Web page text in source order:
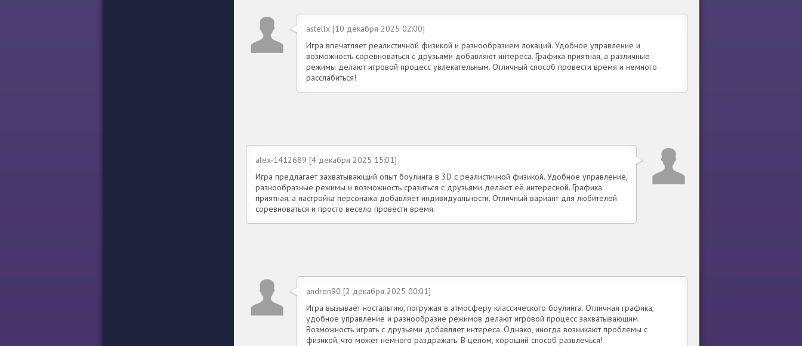
astellx [10 декабря 2025 02:00]
Игра впечатляет реалистичной физикой и разнообразием локаций. Удобное управление и
возможность соревноваться с друзьями добавляют интереса. Графика приятная, а различные
режимы делают игровой процесс увлекательным. Отличный способ провести время и немного
расслабиться!
alex-1412689 [4 декабря 2025 15:01]
Игра предлагает захватывающий опыт боулинга в 3D с реалистичной физикой. Удобное управление,
разнообразные режимы и возможность сразиться с друзьями делают её интересной. Графика
приятная, а настройка персонажа добавляет индивидуальности. Отличный вариант для любителей
соревноваться и просто весело провести время.
andren90 [2 декабря 2025 00:01]
Игра вызывает ностальгию, погружая в атмосферу классического боулинга. Отличная графика,
удобное управление и разнообразие режимов делают игровой процесс захватывающим.
Возможность играть с друзьями добавляет интереса. Однако, иногда возникают проблемы с
физикой, что может немного раздражать. В целом, хороший способ развлечься!